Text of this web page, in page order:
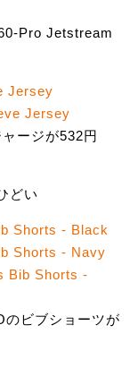
Pro Jetstream
Jersey
Jersey
ージが532円
どい
Shorts - Black
Shorts - Navy
Bib Shorts -
ビブショーツが